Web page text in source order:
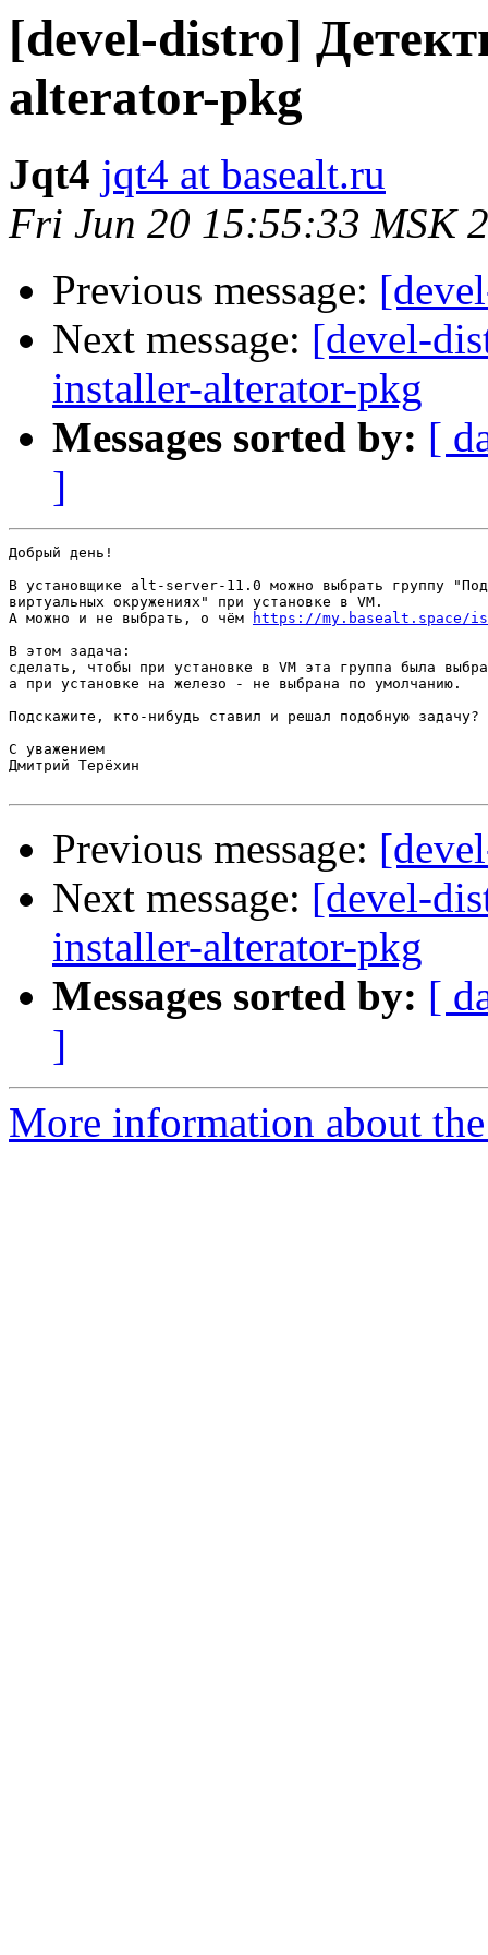
[devel-distro]
alterator-pkg
Jqt4 jqt4 at basealt.ru
Fri Jun 20 15:55:33 MSK
Previous message:
Next message: [devel-
installer-alterator-pkg
Messages sorted by: [
]
Добрый день!
В установщике alt-server-11.0 можно выбрать группу
виртуальных окружениях" при установке в VM.
А можно и не выбрать, о чём
https://my.basealt.space/
В этом задача:
сделать, чтобы при установке в VM эта группа была
а при установке на железо - не выбрана по умолчанию.
Подскажите, кто-нибудь ставил и решал подобную задачу?
С уважением
Дмитрий Терёхин
Previous message:
Next message: [devel-
installer-alterator-pkg
Messages sorted by: [
]
More information about